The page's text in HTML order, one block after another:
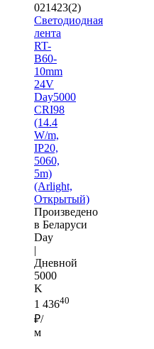
021423(2)
Светодиодная
лента
RT-
B60-
10mm
24V
Day5000
CRI98
(14.4
W/m,
IP20,
5060,
5m)
(Arlight,
Открытый)
Произведено
в Беларуси
Day
|
Дневной
5000
K
1 43640
₽/
м